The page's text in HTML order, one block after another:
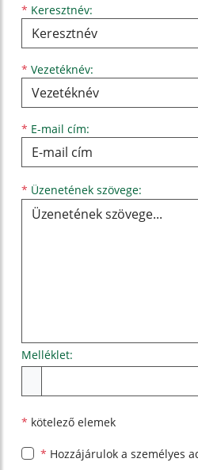
* Keresztnév:
Keresztnév
* Vezetéknév:
Vezetéknév
* E-mail cím:
E-mail cím
* Üzenetének szövege:
Melléklet:
* kötelező elemek
* Hozzájárulok a személyes